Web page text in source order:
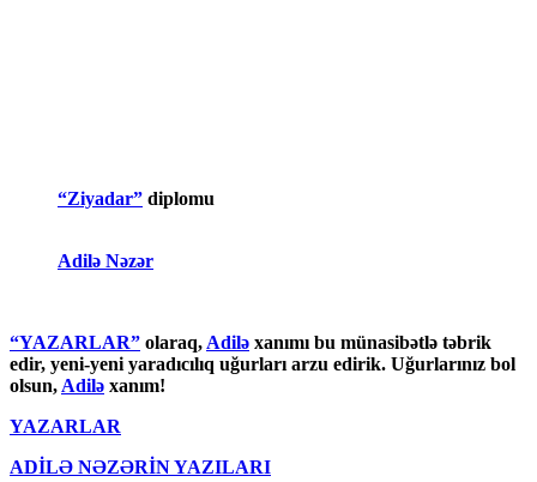
“Ziyadar” diplomu
Adilə Nəzər
“YAZARLAR” olaraq, Adilə xanımı bu münasibətlə təbrik
edir, yeni-yeni yaradıcılıq uğurları arzu edirik. Uğurlarınız bol
olsun, Adilə xanım!
YAZARLAR
ADİLƏ NƏZƏRİN YAZILARI